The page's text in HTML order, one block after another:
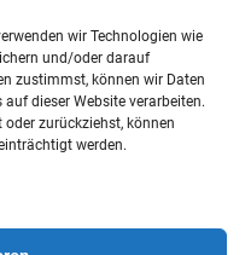
wir Technologien wie
und/oder darauf
zustimmst, können wir Daten
dieser Website verarbeiten.
zurückziehst, können
werden.